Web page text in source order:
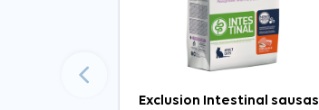
Exclusion Intestinal sausas
Ankstesnis